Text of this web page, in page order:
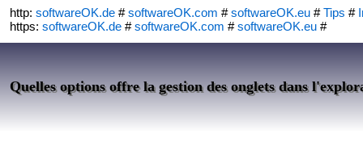
http: softwareOK.de #softwareOK.com #softwareOK.eu #Tips #
https: softwareOK.de #softwareOK.com #softwareOK.eu #
Quelles options offre la gestion des onglets dans